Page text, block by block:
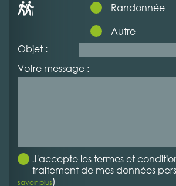
Randonnée
Autre
Objet :
Votre message :
J'accepte les termes et
traitement de mes données
savoir plus)